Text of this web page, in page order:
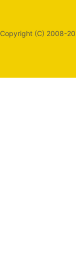
Copyright (C) 2008-